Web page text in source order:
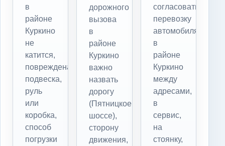
в
районе
Куркино
не
катится,
повреждена
подвеска,
руль
или
коробка,
способ
погрузки
дорожного
вызова
в
районе
Куркино
важно
назвать
дорогу
(Пятницкое
шоссе),
сторону
движения,
согласовать
перевозку
автомобиля
в
районе
Куркино
между
адресами,
в
сервис,
на
стоянку,